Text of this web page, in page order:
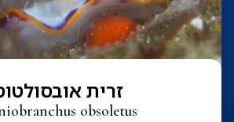
זרית
obsoletus